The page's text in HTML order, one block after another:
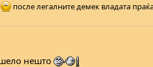
после легалните демек владата
нешто